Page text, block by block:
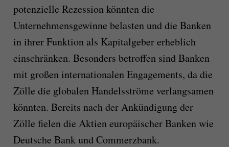
potenzielle Rezession könnten die
Unternehmensgewinne belasten und die Banken
in ihrer Funktion als Kapitalgeber erheblich
einschränken. Besonders betroffen sind Banken
mit großen internationalen Engagements, da die
Zölle die globalen Handelsströme verlangsamen
könnten. Bereits nach der Ankündigung der
Zölle fielen die Aktien europäischer Banken wie
Deutsche Bank und Commerzbank.